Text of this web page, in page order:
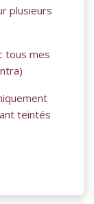
plusieurs
tous mes
teintés